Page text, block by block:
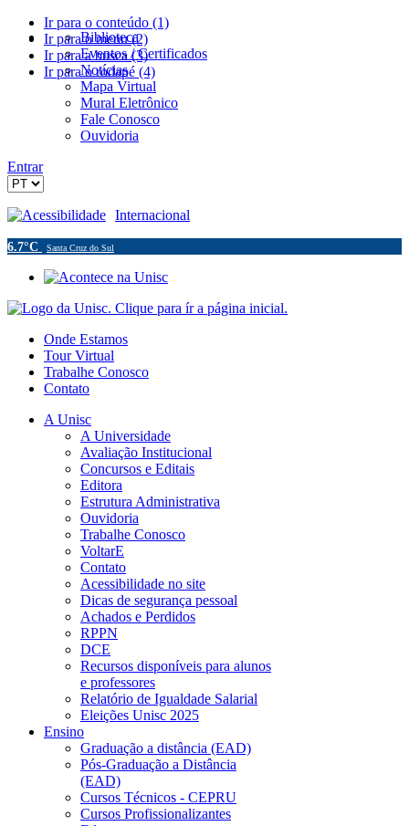
Ir para o conteúdo (1)
Ir para o menu (2)
Ir para a busca (3)
Ir para o rodapé (4)
Biblioteca
Eventos / Certificados
Notícias
Mapa Virtual
Mural Eletrônico
Fale Conosco
Ouvidoria
Entrar
Acessibilidade Internacional
6.7°C Santa Cruz do Sul
Onde Estamos
Tour Virtual
Trabalhe Conosco
Contato
A Unisc
A Universidade
Avaliação Institucional
Concursos e Editais
Editora
Estrutura Administrativa
Ouvidoria
Trabalhe Conosco
VoltarE
Contato
Acessibilidade no site
Dicas de segurança pessoal
Achados e Perdidos
RPPN
DCE
Recursos disponíveis para alunos
e professores
Relatório de Igualdade Salarial
Eleições Unisc 2025
Ensino
Graduação a distância (EAD)
Pós-Graduação a Distância
(EAD)
Cursos Técnicos - CEPRU
Cursos Profissionalizantes